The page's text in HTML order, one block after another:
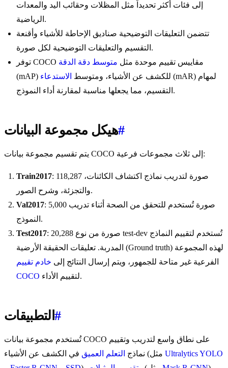
إلى فئات أكثر تحديداً مثل المظلات وحقائب اليد والمعدات
الرياضية.
تتضمن التعليقات التوضيحية صناديق الإحاطة للأشياء وأقنعة
التقسيم والتعليقات التوضيحية لكل صورة.
توفر COCO مقاييس تقييم موحدة مثل متوسط دقة الدقة
(mAP) للكشف عن الأشياء، ومتوسط الاستدعاء
(mAR) لمهام
التقسيم، مما يجعلها مناسبة لمقارنة أداء النموذج.
هيكل مجموعة البيانات#
يتم تقسيم مجموعة بيانات COCO إلى ثلاث مجموعات فرعية:
Train2017: 118,287 صورة لتدريب نماذج اكتشاف الكائنات،
والتجزئة، وشرح الصور.
Val2017: 5,000 صورة تُستخدم للتحقق من الصحة أثناء تدريب
النموذج.
Test2017: 20,288 صورة من نوع test-dev تُستخدم لتقييم النماذج
المدربة. تعليقات الحقيقة الأرضية (Ground truth) لهذه المجموعة
الفرعية غير متاحة للجمهور، ويتم إرسال النتائج إلى خادم تقييم
COCO
لتقييم الأداء.
التطبيقات#
تُستخدم مجموعة بيانات COCO على نطاق واسع لتدريب وتقييم
نماذج التعلم العميق
Ultralytics YOLO